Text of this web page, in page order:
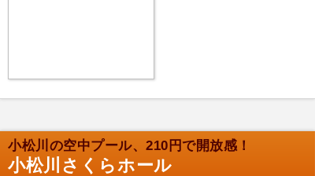
小松川の空中プール、210円で開放感！
小松川さくらホール